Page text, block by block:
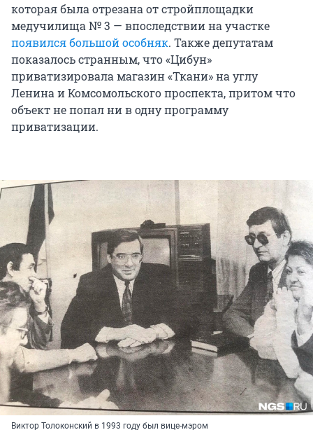
которая была отрезана от стройплощадки
медучилища № 3 — впоследствии на участке
появился большой особняк. Также депутатам
показалось странным, что «Цибун»
приватизировала магазин «Ткани» на углу
Ленина и Комсомольского проспекта, притом что
объект не попал ни в одну программу
приватизации.
Виктор Толоконский в 1993 году был вице-мэром